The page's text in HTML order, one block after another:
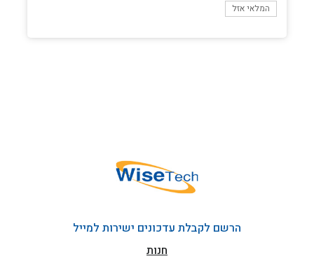
המלאי אזל
הרשם לקבלת עדכונים ישירות למייל
חנות